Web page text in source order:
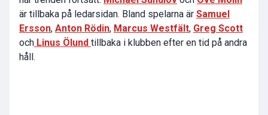
är tillbaka på ledarsidan. Bland spelarna är Samuel
Ersson, Anton Rödin, Marcus Westfält, Greg Scott
och Linus Ölund tillbaka i klubben efter en tid på andra
håll.